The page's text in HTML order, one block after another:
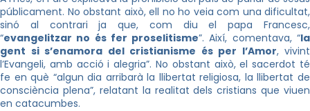
públicament. No obstant això, ell no ho veia com una dificultat,
sinó al contrari ja que, com diu el papa Francesc,
“evangelitzar no és fer proselitisme”. Així, comentava, “la
gent si s’enamora del cristianisme és per l’Amor, vivint
l’Evangeli, amb acció i alegria”. No obstant això, el sacerdot té
fe en què “algun dia arribarà la llibertat religiosa, la llibertat de
consciència plena”, relatant la realitat dels cristians que viuen
en catacumbes.